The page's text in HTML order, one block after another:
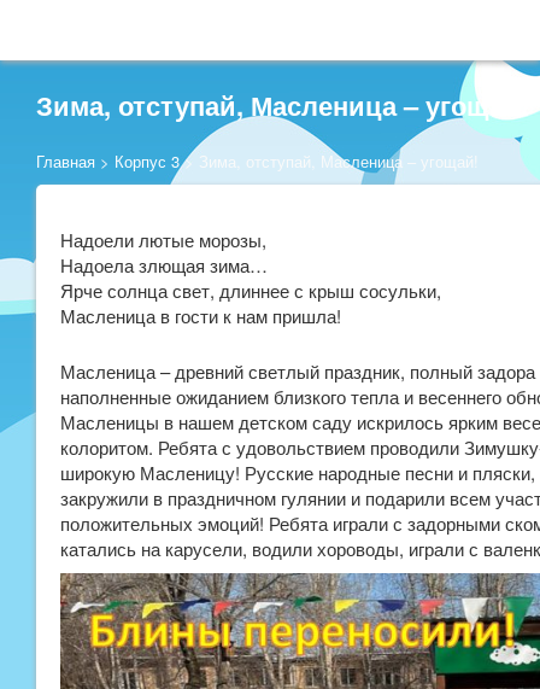
Зима, отступай, Масленица – угощай!
Главная > Корпус 3> Зима, отступай, Масленица – угощай!
Надоели лютые морозы,
Надоела злющая зима…
Ярче солнца свет, длиннее с крыш сосульки,
Масленица в гости к нам пришла!
Масленица – древний светлый праздник, полный
наполненные ожиданием близкого тепла и весеннего
Масленицы в нашем детском саду искрилось ярким
колоритом. Ребята с удовольствием проводили
широкую Масленицу! Русские народные песни и
закружили в праздничном гулянии и подарили всем
положительных эмоций! Ребята играли с задорными
катались на карусели, водили хороводы, играли с